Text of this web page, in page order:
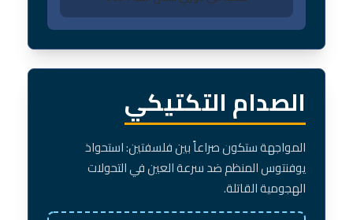
الصدام التكتيكي
المواجهة ستكون صراعاً بين فلسفتين: استحواذ
يوفنتوس المنظم ضد سرعة العين في التحولات
الهجومية القاتلة.